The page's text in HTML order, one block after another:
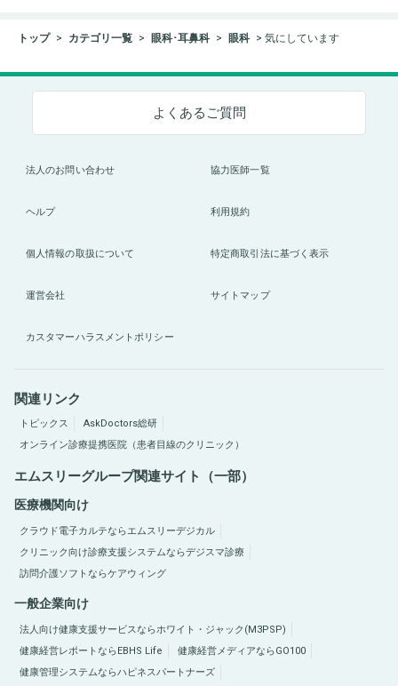
トップ カテゴリ一覧 眼科･耳鼻科 眼科 気にしています
よくあるご質問
法人のお問い合わせ 協力医師一覧
ヘルプ 利用規約
個人情報の取扱について 特定商取引法に基づく表示
運営会社 サイトマップ
カスタマーハラスメントポリシー
関連リンク
トピックス
AskDoctors総研
オンライン診療提携医院（患者目線のクリニック）
エムスリーグループ関連サイト（一部）
医療機関向け
クラウド電子カルテならエムスリーデジカル
クリニック向け診療支援システムならデジスマ診療
訪問介護ソフトならケアウィング
一般企業向け
法人向け健康支援サービスならホワイト・ジャック(M3PSP)
健康経営レポートならEBHS Life
健康経営メディアならGO100
健康管理システムならハピネスパートナーズ